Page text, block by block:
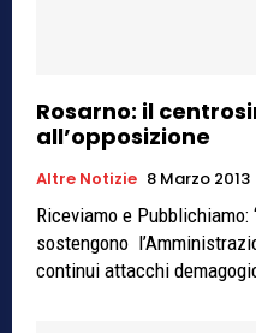
Rosarno: il
all’opposizione
Altre Notizie 8 Marzo 2013
Riceviamo e Pubblichiamo: “Le forze politiche che
sostengono
continui attacchi